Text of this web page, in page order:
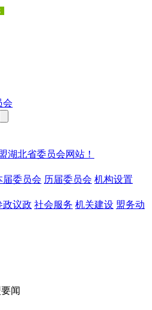
湖北省委员会网站！
届委员会 历届委员会 机构设置
政议政 社会服务 机关建设 盟务动
闻